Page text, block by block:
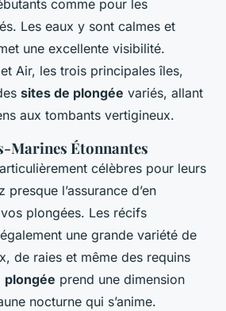
comme pour les
Les eaux y sont calmes et
une excellente visibilité.
Air, les trois principales îles,
sites de plongée variés, allant
aux tombants vertigineux.
Marines Étonnantes
célèbres pour leurs
l’assurance d’en
plongées. Les récifs
une grande variété de
de raies et même des requins
plongée prend une dimension
nocturne qui s’anime.